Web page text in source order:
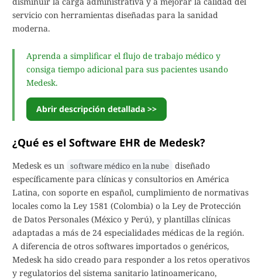
servicio con herramientas diseñadas para la sanidad
moderna.
Aprenda a simplificar el flujo de trabajo médico y
consiga tiempo adicional para sus pacientes usando
Medesk.
Abrir descripción detallada >>
¿Qué es el Software EHR de Medesk?
Medesk es un software médico en la nube diseñado
específicamente para clínicas y consultorios en América
Latina, con soporte en español, cumplimiento de normativas
locales como la Ley 1581 (Colombia) o la Ley de Protección
de Datos Personales (México y Perú), y plantillas clínicas
adaptadas a más de 24 especialidades médicas de la región.
A diferencia de otros softwares importados o genéricos,
Medesk ha sido creado para responder a los retos operativos
y regulatorios del sistema sanitario latinoamericano,